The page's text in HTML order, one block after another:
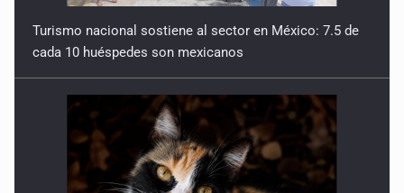
incidente vial
9 de Julio de 2026
Reactivarán contraflujo en López Mateos Sur a partir del